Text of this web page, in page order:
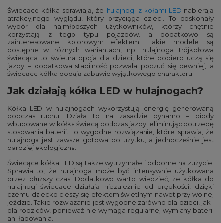
Świecące kółka sprawiają, że hulajnogi z kołami LED nabierają
atrakcyjnego wyglądu, który przyciąga dzieci. To doskonały
wybór dla najmłodszych użytkowników, którzy chętnie
korzystają z tego typu pojazdów, a dodatkowo są
zainteresowane kolorowym efektem. Takie modele są
dostępne w różnych wariantach, np. hulajnoga trójkołowa
świecąca to świetna opcja dla dzieci, które dopiero uczą się
jazdy – dodatkowa stabilność pozwala poczuć się pewniej, a
świecące kółka dodają zabawie wyjątkowego charakteru.
Jak działają kółka LED w hulajnogach?
Kółka LED w hulajnogach wykorzystują energię generowaną
podczas ruchu. Działa to na zasadzie dynamo – diody
wbudowane w kółka świecą podczas jazdy, eliminując potrzebę
stosowania baterii. To wygodne rozwiązanie, które sprawia, że
hulajnoga jest zawsze gotowa do użytku, a jednocześnie jest
bardziej ekologiczna.
Świecące kółka LED są także wytrzymałe i odporne na zużycie.
Sprawia to, że hulajnoga może być intensywnie użytkowana
przez dłuższy czas. Dodatkowo warto wiedzieć, że kółka do
hulajnogi świecące działają niezależnie od prędkości, dzięki
czemu dziecko cieszy się efektem świetlnym nawet przy wolnej
jeździe. Takie rozwiązanie jest wygodne zarówno dla dzieci, jak i
dla rodziców, ponieważ nie wymaga regularnej wymiany baterii
ani ładowania.